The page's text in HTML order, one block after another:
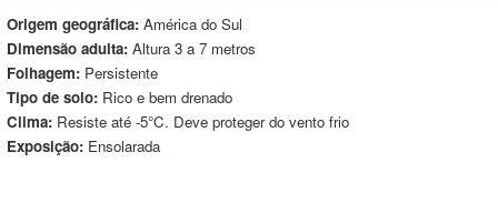
Origem geográfica: América do Sul
Dimensão adulta: Altura 3 a 7 metros
Folhagem: Persistente
Tipo de solo: Rico e bem drenado
Clima: Resiste até -5°C. Deve proteger do vento frio
Exposição: Ensolarada